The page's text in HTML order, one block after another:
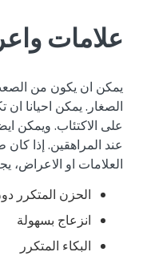
علامات
يمكن ان يكون من الصعب
الصغار. يمكن احيانا ان
على الاكتئاب. ويمكن
عند المراهقين. إذا
العلامات او الاعراض،
الحزن المتكرر
انزعاج بسهولة
البكاء المتكرر